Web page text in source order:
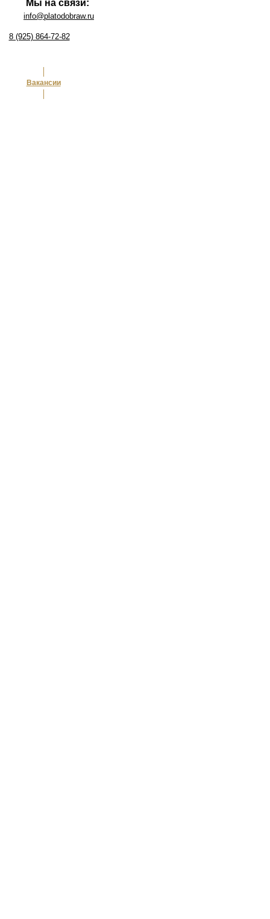
Мы на связи:
info@platodobraw.ru
8 (925) 864-72-82
Вакансии